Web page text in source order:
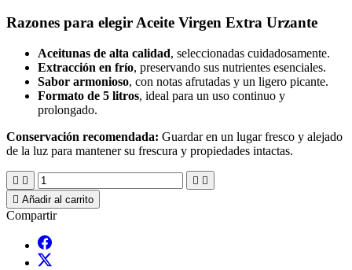
Razones para elegirAceite Virgen Extra Urzante
Aceitunas de alta calidad, seleccionadas cuidadosamente.
Extracción en frío, preservando sus nutrientes esenciales.
Sabor armonioso, con notas afrutadas y un ligero picante.
Formato de 5 litros, ideal para un uso continuo y
prolongado.
Conservación recomendada: Guardar en un lugar fresco y alejado
de la luz para mantener su frescura y propiedades intactas.
   
 Añadir al carrito
Compartir